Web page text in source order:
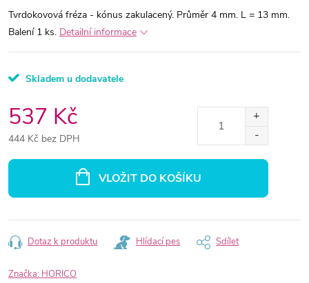
Tvrdokovová fréza - kónus zakulacený. Průměr 4 mm. L = 13 mm.
Balení 1 ks. Detailní informace
Skladem u dodavatele
537 Kč
444 Kč bez DPH
VLOŽIT DO KOŠÍKU
Dotaz k produktu Hlídací pes Sdílet
Značka: HORICO